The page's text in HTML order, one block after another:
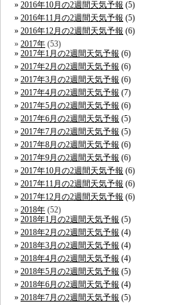
2016年10月の2週間天気予報 (5)
2016年11月の2週間天気予報 (5)
2016年12月の2週間天気予報 (6)
2017年 (53)
2017年1月の2週間天気予報 (6)
2017年2月の2週間天気予報 (6)
2017年3月の2週間天気予報 (6)
2017年4月の2週間天気予報 (7)
2017年5月の2週間天気予報 (6)
2017年6月の2週間天気予報 (5)
2017年7月の2週間天気予報 (5)
2017年8月の2週間天気予報 (6)
2017年9月の2週間天気予報 (6)
2017年10月の2週間天気予報 (6)
2017年11月の2週間天気予報 (6)
2017年12月の2週間天気予報 (6)
2018年 (52)
2018年1月の2週間天気予報 (5)
2018年2月の2週間天気予報 (4)
2018年3月の2週間天気予報 (4)
2018年4月の2週間天気予報 (4)
2018年5月の2週間天気予報 (5)
2018年6月の2週間天気予報 (4)
2018年7月の2週間天気予報 (5)